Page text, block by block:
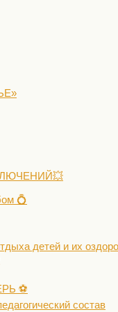
💍
детей и их
⚽️
состав